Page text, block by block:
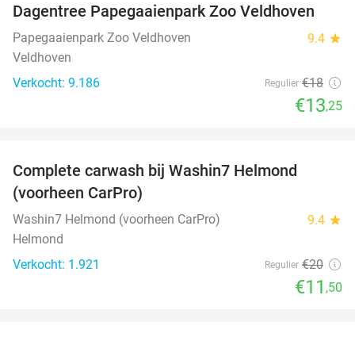
26%
Dagentree Papegaaienpark Zoo Veldhoven
Papegaaienpark Zoo Veldhoven 9.4 star
Veldhoven
Verkocht: 9.186
Regulier €18
€13,25
Complete carwash bij Washin7 Helmond
(voorheen CarPro)
Washin7 Helmond (voorheen CarPro) 9.4 star
Helmond
Verkocht: 1.921
Regulier €20
€11 ,50